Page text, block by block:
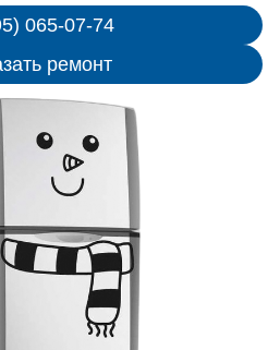
065-07-74
ремонт